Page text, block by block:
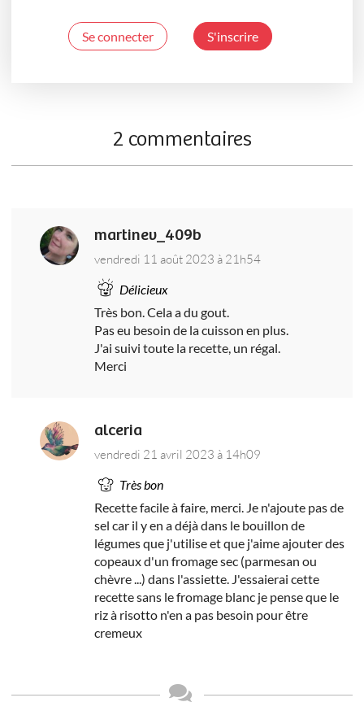
Se connecter S'inscrire
2 commentaires
martinev_409b
vendredi 11 août 2023 à 21h54
Délicieux
Très bon. Cela a du gout.
Pas eu besoin de la cuisson en plus.
J'ai suivi toute la recette, un régal.
Merci
alceria
vendredi 21 avril 2023 à 14h09
Très bon
Recette facile à faire, merci. Je n'ajoute pas de
sel car il y en a déjà dans le bouillon de
légumes que j'utilise et que j'aime ajouter des
copeaux d'un fromage sec (parmesan ou
chèvre ...) dans l'assiette. J'essaierai cette
recette sans le fromage blanc je pense que le
riz à risotto n'en a pas besoin pour être
cremeux